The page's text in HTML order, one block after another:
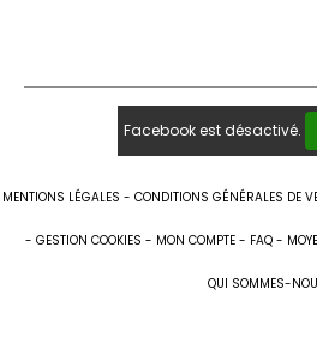
Facebook est désactivé.
MENTIONS LÉGALES CONDITIONS GÉNÉRALES DE
GESTION COOKIES MON COMPTE FAQ
QUI SOMMES-